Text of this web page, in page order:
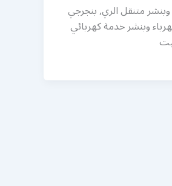
متنقل الري, بنجرجي
وبنشر خدمة كهربائي